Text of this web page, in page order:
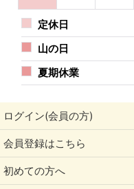
定休日
山の日
夏期休業
ログイン(会員の方)
会員登録はこちら
初めての方へ